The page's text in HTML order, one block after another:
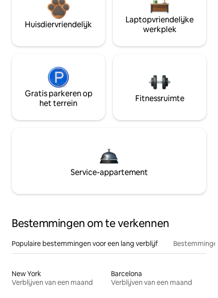
Huisdiervriendelijk
Laptopvriendelijke
werkplek
Gratis parkeren op
het terrein
Fitnessruimte
Service-appartement
Bestemmingen om te verkennen
Populaire bestemmingen voor een lang verblijf
New York
Verblijven van een maand
Barcelona
Verblijven van een maand